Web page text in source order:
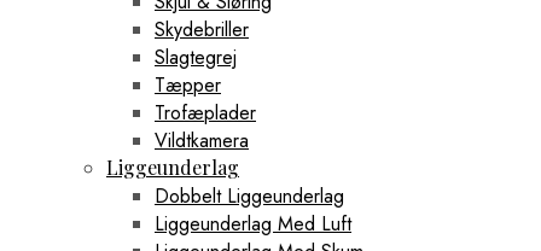
Skydebriller
Slagtegrej
Tæpper
Trofæplader
Vildtkamera
Liggeunderlag
Dobbelt Liggeunderlag
Liggeunderlag Med Luft